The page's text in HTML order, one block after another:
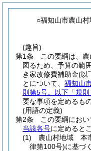
○福知山市農山
(趣旨)
第1条
この要綱は、
図るため、予算の範
き家改修費補助金(以
とについて、 福知山
則第5号。以下「規
要な事項を定めるも
(用語の定義)
第2条
この要綱におい
当該各号に定めると
(1)
農山村地域 本
律第100号)に基づ